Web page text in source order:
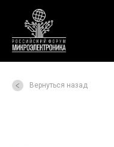
Вернуться назад